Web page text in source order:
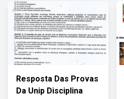
Resposta Das Provas
Da Unip Disciplina